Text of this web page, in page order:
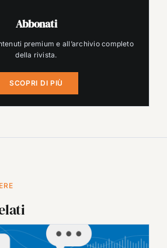
Abbonati
premium e all’archivio completo
della rivista.
SCOPRI DI PIÙ